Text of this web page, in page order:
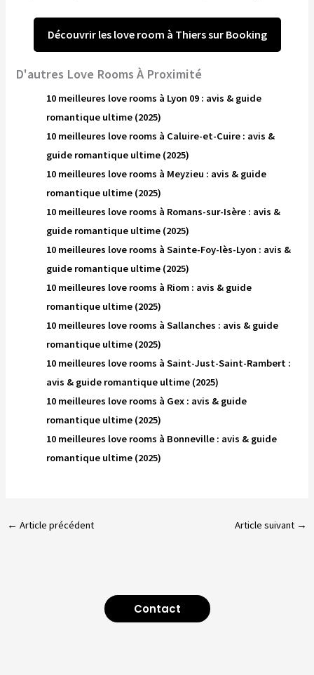
Découvrir les love room à Thiers sur Booking
D'autres Love Rooms À Proximité
10 meilleures love rooms à Lyon 09 : avis & guide
romantique ultime (2025)
10 meilleures love rooms à Caluire-et-Cuire : avis &
guide romantique ultime (2025)
10 meilleures love rooms à Meyzieu : avis & guide
romantique ultime (2025)
10 meilleures love rooms à Romans-sur-Isère : avis &
guide romantique ultime (2025)
10 meilleures love rooms à Sainte-Foy-lès-Lyon : avis &
guide romantique ultime (2025)
10 meilleures love rooms à Riom : avis & guide
romantique ultime (2025)
10 meilleures love rooms à Sallanches : avis & guide
romantique ultime (2025)
10 meilleures love rooms à Saint-Just-Saint-Rambert :
avis & guide romantique ultime (2025)
10 meilleures love rooms à Gex : avis & guide
romantique ultime (2025)
10 meilleures love rooms à Bonneville : avis & guide
romantique ultime (2025)
← Article précédent Article suivant →
Contact